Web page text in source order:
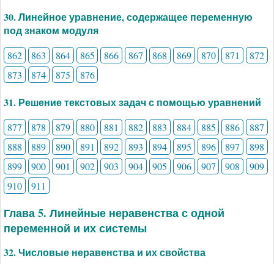
30. Линейное уравнение, содержащее переменную
под знаком модуля
862 863 864 865 866 867 868 869 870 871
872
873
874 875 876
31. Решение текстовых задач с помощью уравнений
877 878 879 880 881 882 883 884 885 886
887
888
889 890 891 892 893 894 895 896 897
898
899
900 901 902 903 904 905 906 907 908
909
910
911
Глава 5. Линейные неравенства с одной
переменной и их системы
32. Числовые неравенства и их свойства